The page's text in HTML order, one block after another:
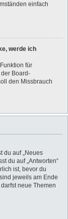
einfach
werde ich
für
Board-
den Missbrauch
du auf „Neues
du auf „Antworten“
ist, bevor du
jeweils am Ende
neue Themen